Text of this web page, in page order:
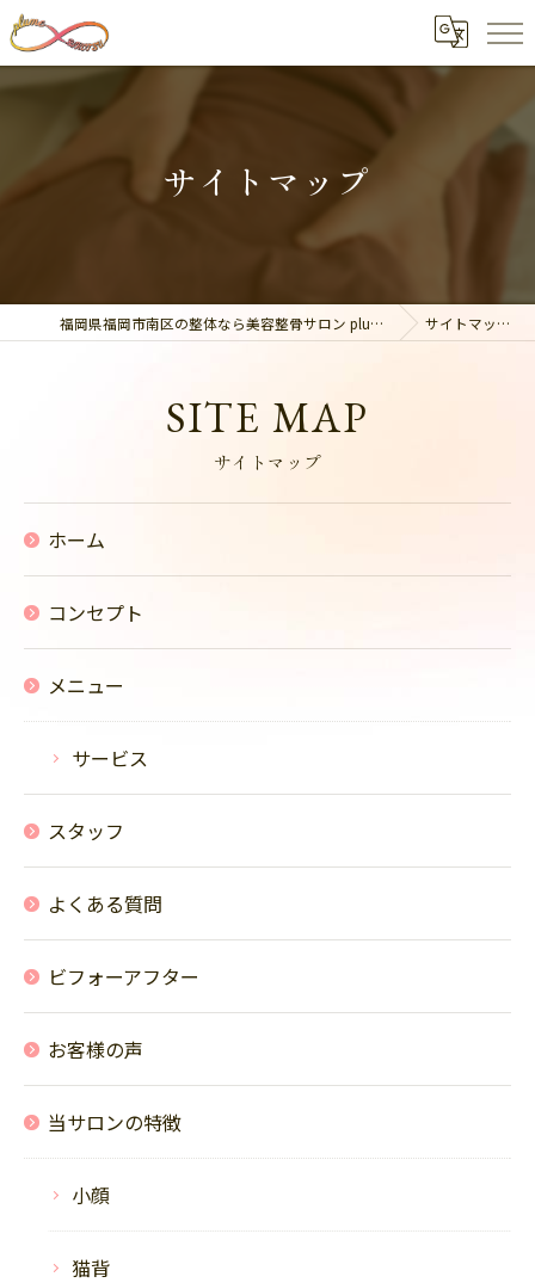
サイトマップ
福岡県福岡市南区の整体なら美容整骨サロン plume サイトマップ
サイトマップ
SITE MAP
ホーム
コンセプト
メニュー
サービス
スタッフ
よくある質問
ビフォーアフター
お客様の声
当サロンの特徴
小顔
猫背